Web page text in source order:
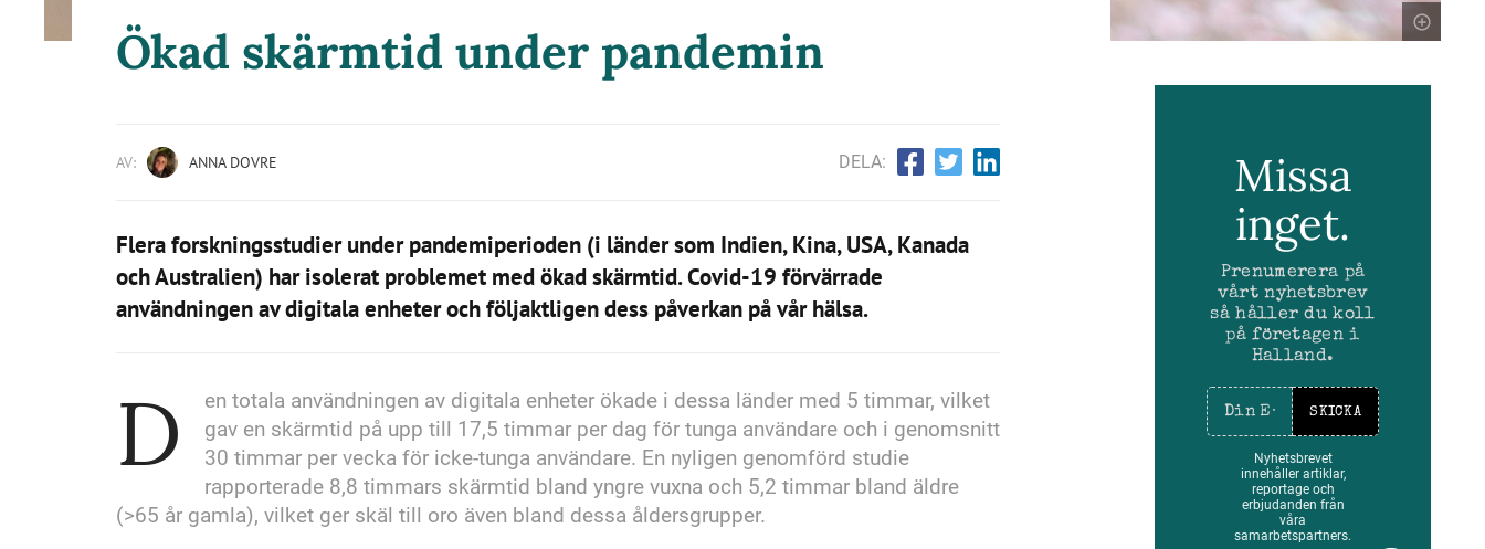
Ökad skärmtid under pandemin
AV: ANNA DOVRE DELA:
Flera forskningsstudier under pandemiperioden (i länder som Indien, Kina, USA, Kanada
och Australien) har isolerat problemet med ökad skärmtid. Covid-19 förvärrade
användningen av digitala enheter och följaktligen dess påverkan på vår hälsa.
D
en totala användningen av digitala enheter ökade i dessa länder med 5 timmar, vilket
gav en skärmtid på upp till 17,5 timmar per dag för tunga användare och i genomsnitt
30 timmar per vecka för icke-tunga användare. En nyligen genomförd studie
rapporterade 8,8 timmars skärmtid bland yngre vuxna och 5,2 timmar bland äldre
(>65 år gamla), vilket ger skäl till oro även bland dessa åldersgrupper.
Missa
inget.
Prenumerera på
vårt nyhetsbrev
så håller du koll
på företagen i
Halland.
SKICKA
Nyhetsbrevet
innehåller artiklar,
reportage och
erbjudanden från
våra
samarbetspartners.